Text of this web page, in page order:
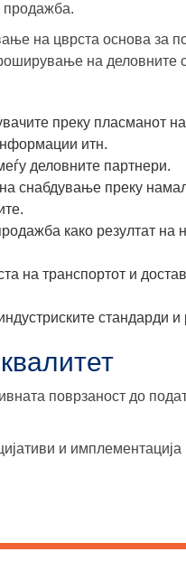
продажба.
на цврста основа за
на деловните
преку пласманот на
итн.
деловните партнери.
снабдување преку
како резултат на
на транспортот и
стандарди
поврзаност до
и имплементација